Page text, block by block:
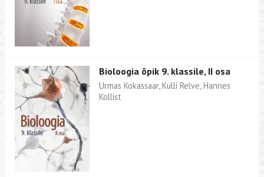
Bioloogia õpik 9. klassile, II osa
Urmas Kokassaar, Külli Relve, Hannes
Kollist